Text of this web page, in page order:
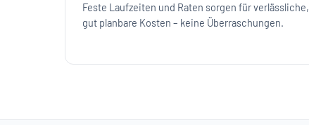
Feste Laufzeiten und Raten sorgen für verlässliche,
gut planbare Kosten – keine Überraschungen.